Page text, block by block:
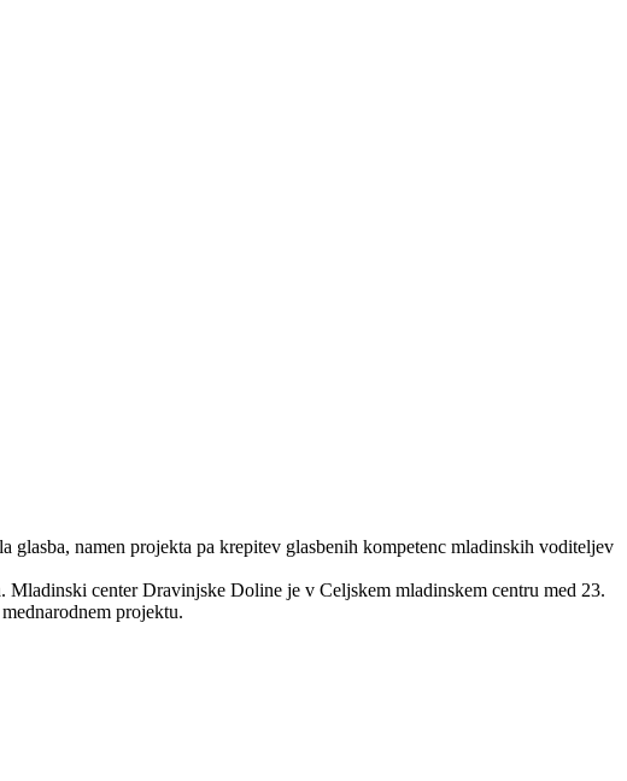
glasba, namen projekta pa krepitev glasbenih kompetenc mladinskih voditeljev
center Dravinjske Doline je v Celjskem mladinskem centru med 23.
projektu.